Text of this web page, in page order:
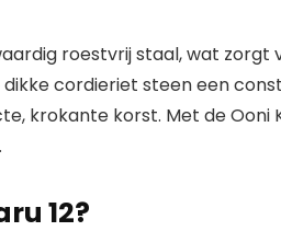
roestvrij staal, wat
cordieriet steen een
krokante korst. Met de Ooni
12?